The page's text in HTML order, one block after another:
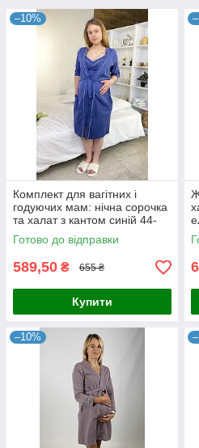
–10%
Комплект для вагітних і
годуючих мам: нічна сорочка
та халат з кантом синій 44-
54р.
Готово до відправки
589,50 ₴ 655 ₴
Купити
–10%